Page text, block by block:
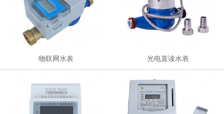
物联网水表 光电直读水表